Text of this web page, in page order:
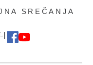
SREČANJA
|